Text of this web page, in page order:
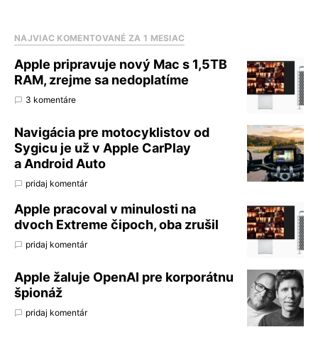
NAJVIAC KOMENTOVANÉ ZA 1 MESIAC
Apple pripravuje nový Mac s 1,5TB
RAM, zrejme sa nedoplatíme
3 komentáre
Navigácia pre motocyklistov od
Sygicu je už v Apple CarPlay
a Android Auto
pridaj komentár
Apple pracoval v minulosti na
dvoch Extreme čipoch, oba zrušil
pridaj komentár
Apple žaluje OpenAI pre korporátnu
špionáž
pridaj komentár